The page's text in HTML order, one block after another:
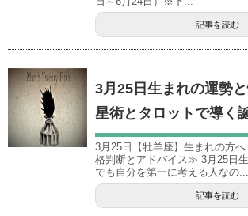
記事を読む
3月25日生まれの運勢
星術とタロットで導く
3月25日【牡羊座】生まれの方
格判断とアドバイス≫ 3月25日
でも自分を第一に考える人なの...
記事を読む